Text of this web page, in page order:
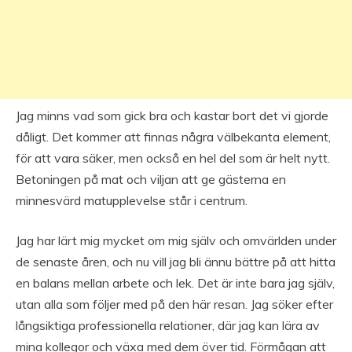
Jag minns vad som gick bra och kastar bort det vi gjorde
dåligt. Det kommer att finnas några välbekanta element,
för att vara säker, men också en hel del som är helt nytt.
Betoningen på mat och viljan att ge gästerna en
minnesvärd matupplevelse står i centrum.
Jag har lärt mig mycket om mig själv och omvärlden under
de senaste åren, och nu vill jag bli ännu bättre på att hitta
en balans mellan arbete och lek. Det är inte bara jag själv,
utan alla som följer med på den här resan. Jag söker efter
långsiktiga professionella relationer, där jag kan lära av
mina kollegor och växa med dem över tid. Förmågan att